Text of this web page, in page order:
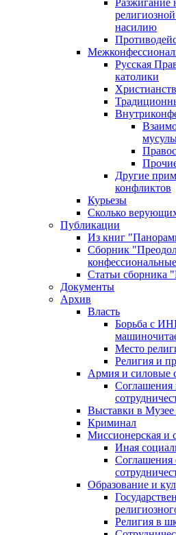
Разжигание
насилию
Русская
католики
Другие
конфликтов
Курьезы
Сколько
Публикации
Из книг
Сборник
Статьи сборника
Документы
Архив
Власть
Борьба с
Место
Религия и
Армия и силовые
Соглашения
Выставки в
Криминал
Миссионерская и
Иная
Соглашения
Образование и
Религия в